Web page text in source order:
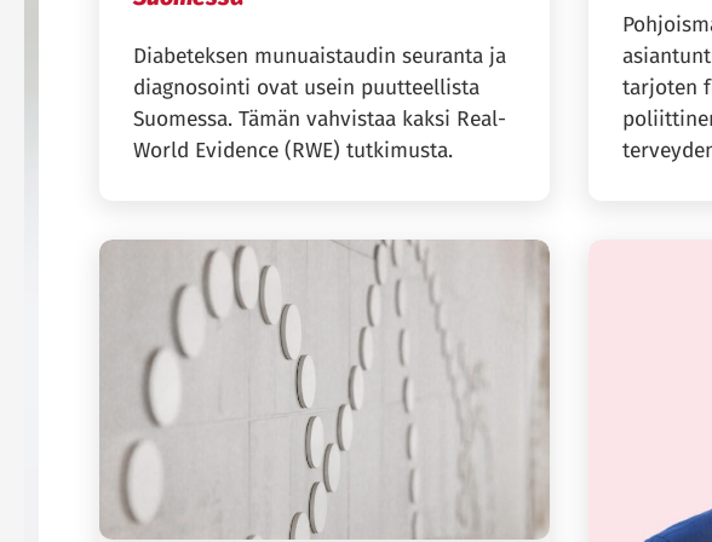
Diabeteksen munuaistaudin seuranta ja
diagnosointi ovat usein puutteellista
Suomessa. Tämän vahvistaa kaksi Real-
World Evidence (RWE) tutkimusta.
tarjoten